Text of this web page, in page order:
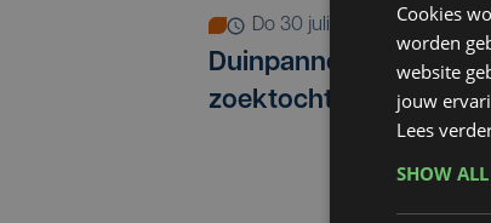
do 30 juli | 18:00
Duinpanne:
zoektochten
Cookies
worden
website
jouw
Lees
SHOW